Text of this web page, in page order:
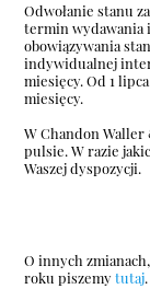
Odwołanie stanu
termin wydawania
obowiązywania
indywidualnej
miesięcy. Od 1
miesięcy.
W Chandon
pulsie. W razie
Waszej dyspozycji.
O innych
roku piszemy tutaj.